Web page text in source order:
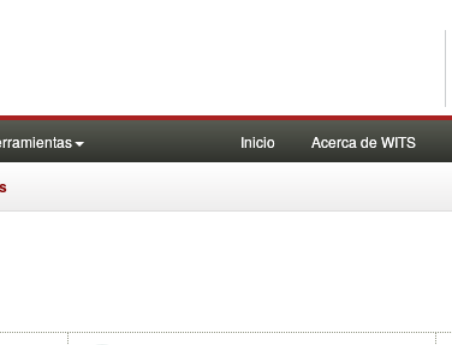
Inicio Acerca de WITS